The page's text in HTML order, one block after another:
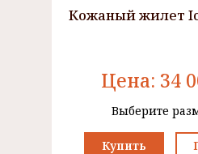
Кожаный жилет
Цена: 34
Выберите
Купить